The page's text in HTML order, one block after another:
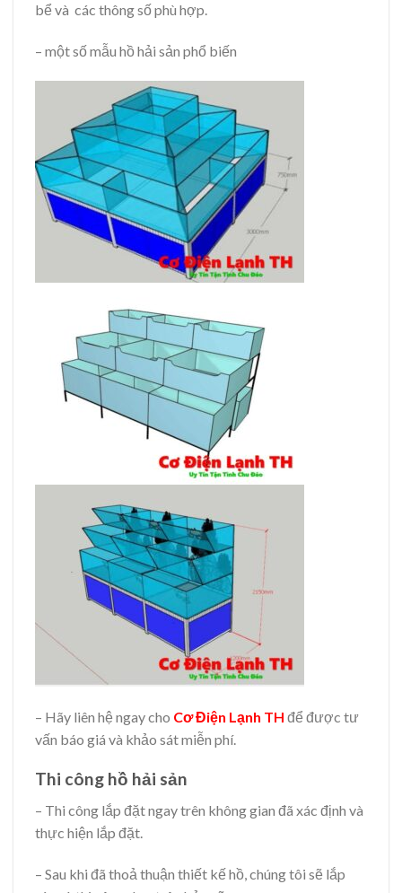
bể và các thông số phù hợp.
– một số mẫu hồ hải sản phổ biến
– Hãy liên hệ ngay cho Cơ Điện Lạnh TH để được tư
vấn báo giá và khảo sát miễn phí.
Thi công hồ hải sản
– Thi công lắp đặt ngay trên không gian đã xác định và
thực hiện lắp đặt.
– Sau khi đã thoả thuận thiết kế hồ, chúng tôi sẽ lắp